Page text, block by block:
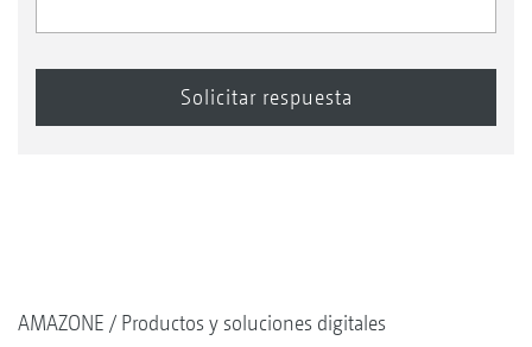
AMAZONE
Productos y soluciones digitales